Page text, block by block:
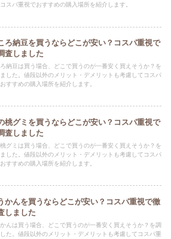
スパ重視でおすすめの購入場所を紹介します。
ろ納豆を買うならどこが安い？コスパ重視で
査しました
ろ納豆は買う場合、どこで買うのが一番安く買えそうか？を
した。値段以外のメリット・デメリットも考慮してコスパ
すすめの購入場所を紹介します。
桃グミを買うならどこが安い？コスパ重視で
査しました
グミは買う場合、どこで買うのが一番安く買えそうか？を
した。値段以外のメリット・デメリットも考慮してコスパ
すすめの購入場所を紹介します。
かんを買うならどこが安い？コスパ重視で徹
しました
んは買う場合、どこで買うのが一番安く買えそうか？を調
た。値段以外のメリット・デメリットも考慮してコスパ重